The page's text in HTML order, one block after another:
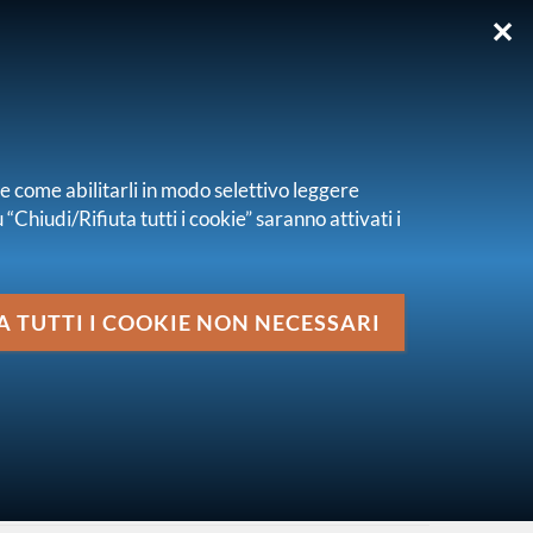
✕
come abilitarli in modo selettivo leggere
Rifiuta tutti i cookie” saranno attivati i
I COOKIE NON NECESSARI